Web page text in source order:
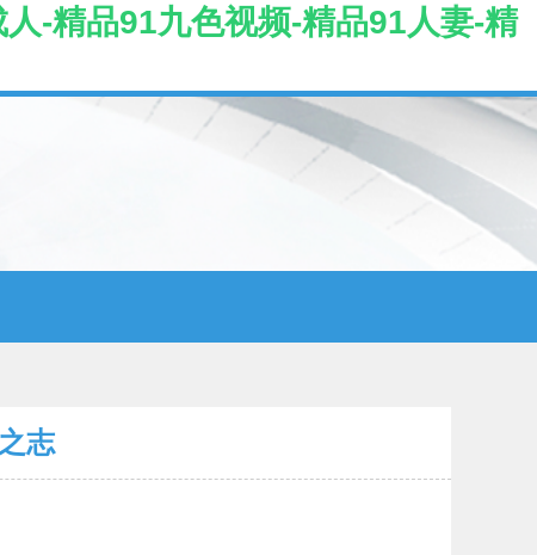
-精品91九色视频-精品91人妻-精
志